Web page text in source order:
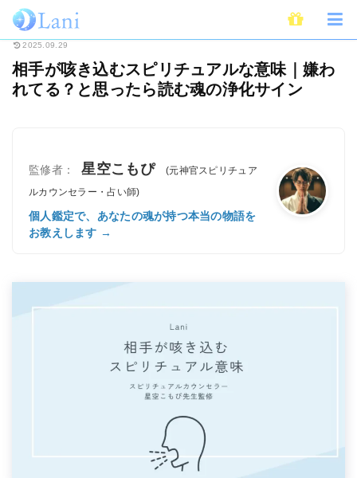
ホーム スピリチュアル 相手が咳き込むスピリチュアルな意味｜嫌われて
2025.09.29
相手が咳き込むスピリチュアルな意味｜嫌わ
れてる？と思ったら読む魂の浄化サイン
監修者： 星空こもぴ
(元神官スピリチュア
ルカウンセラー・占い師)
個人鑑定で、あなたの魂が持つ本当の物語を
お教えします →